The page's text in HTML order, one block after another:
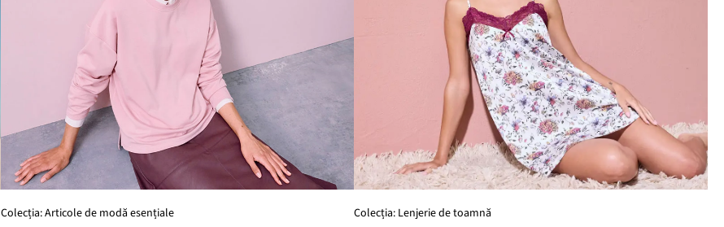
Colecția: Articole de modă esențiale Colecția: Lenjerie de toamnă